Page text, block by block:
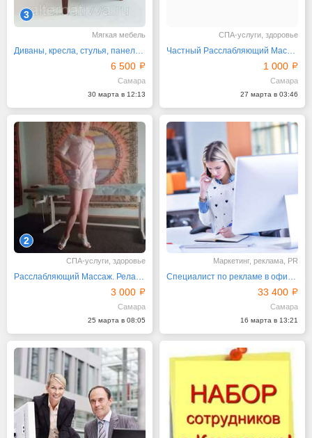
3
Мягкая мебель
Диваны, кресла, стулья, панели, декор
6 500
Самара
30 марта в 12:13
СПА-услуги, здоровье
Частный Расслабляющий Массаж в Самаре
1 000
Самара
27 марта в 03:46
2
СПА-услуги, здоровье
Расслабляющий Массаж. Релакс-Массаж Дорого
3 000
Самара
25 марта в 08:05
Маркетинг, реклама, PR
Специалист по рекламе в офис продаж
33 400
Самара
16 марта в 13:21